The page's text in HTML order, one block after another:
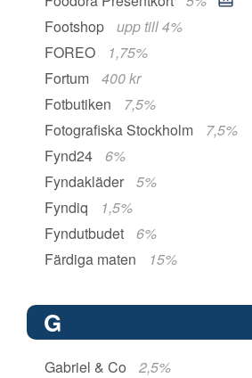
Footshop
upp till 4%
FOREO
1,75%
Fortum
400 kr
Fotbutiken
7,5%
Fotografiska Stockholm
7,5%
Fynd24
6%
Fyndakläder
5%
Fyndiq
1,5%
Fyndutbudet
6%
Färdiga maten
15%
G
Gabriel & Co
2,5%